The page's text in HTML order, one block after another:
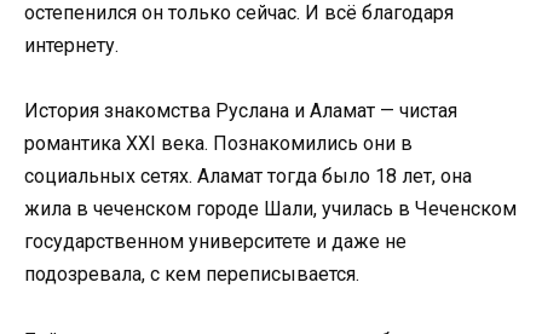
остепенился он только сейчас. И всё благодаря
интернету.
История знакомства Руслана и Аламат — чистая
романтика XXI века. Познакомились они в
социальных сетях. Аламат тогда было 18 лет, она
жила в чеченском городе Шали, училась в Чеченском
государственном университете и даже не
подозревала, с кем переписывается.